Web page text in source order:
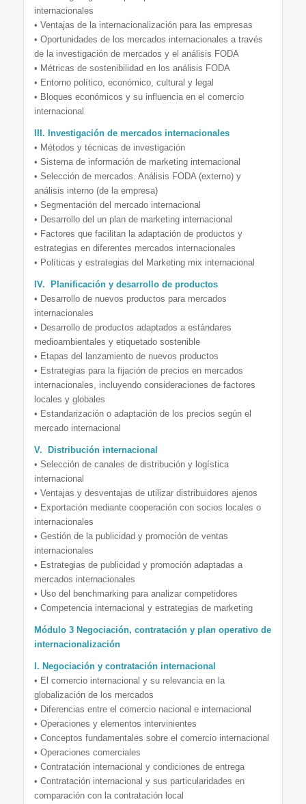
internacionales
• Ventajas de la internacionalización para las empresas
• Oportunidades de los mercados internacionales a través
de la investigación de mercados y el análisis FODA
• Métricas de sostenibilidad en los análisis FODA
• Entorno político, económico, cultural y legal
• Bloques económicos y su influencia en el comercio
internacional
III. Investigación de mercados internacionales
• Métodos y técnicas de investigación
• Sistema de información de marketing internacional
• Selección de mercados. Análisis FODA (externo) y
análisis interno (de la empresa)
• Segmentación del mercado internacional
• Desarrollo del un plan de marketing internacional
• Factores que facilitan la adaptación de productos y
estrategias en diferentes mercados internacionales
• Políticas y estrategias del Marketing mix internacional
IV. Planificación y desarrollo de productos
• Desarrollo de nuevos productos para mercados
internacionales
• Desarrollo de productos adaptados a estándares
medioambientales y etiquetado sostenible
• Etapas del lanzamiento de nuevos productos
• Estrategias para la fijación de precios en mercados
internacionales, incluyendo consideraciones de factores
locales y globales
• Estandarización o adaptación de los precios según el
mercado internacional
V. Distribución internacional
• Selección de canales de distribución y logística
internacional
• Ventajas y desventajas de utilizar distribuidores ajenos
• Exportación mediante cooperación con socios locales o
internacionales
• Gestión de la publicidad y promoción de ventas
internacionales
• Estrategias de publicidad y promoción adaptadas a
mercados internacionales
• Uso del benchmarking para analizar competidores
• Competencia internacional y estrategias de marketing
Módulo 3 Negociación, contratación y plan operativo de
internacionalización
I. Negociación y contratación internacional
• El comercio internacional y su relevancia en la
globalización de los mercados
• Diferencias entre el comercio nacional e internacional
• Operaciones y elementos intervinientes
• Conceptos fundamentales sobre el comercio internacional
• Operaciones comerciales
• Contratación internacional y condiciones de entrega
• Contratación internacional y sus particularidades en
comparación con la contratación local